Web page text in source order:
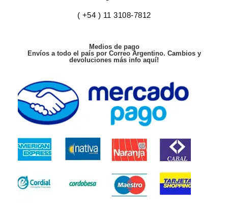
( +54 ) 11 3108-7812
Medios de pago
Envíos a todo el país por Correo Argentino. Cambios y
devoluciones más info aquí!